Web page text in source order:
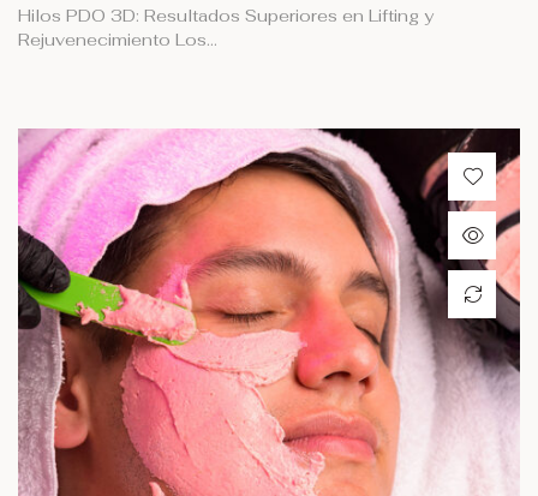
Hilos PDO 3D: Resultados Superiores en Lifting y
Rejuvenecimiento Los…